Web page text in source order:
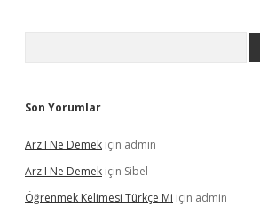
Son Yorumlar
Arz I Ne Demek için admin
Arz I Ne Demek için Sibel
Öğrenmek Kelimesi Türkçe Mi için admin